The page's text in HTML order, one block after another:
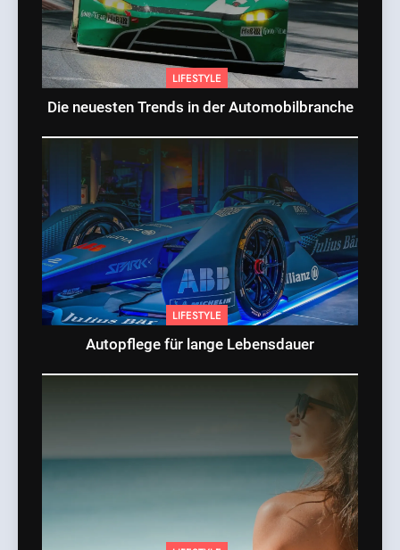
LIFESTYLE
Die neuesten Trends in der Automobilbranche
LIFESTYLE
Autopflege für lange Lebensdauer